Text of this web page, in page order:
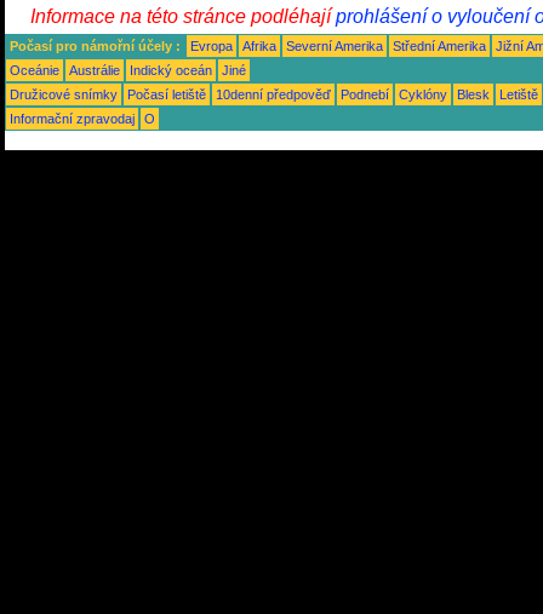
Informace na této stránce podléhajíprohlášení o vyloučení
Počasí pro námořní účely : Evropa Afrika Severní Amerika Střední Amerika
Jižní
Oceánie
Austrálie Indický oceán
Jiné
Družicové snímky
Počasí letiště 10denní předpověď Podnebí Cyklóny Blesk
Letiště
Informační zpravodaj
O